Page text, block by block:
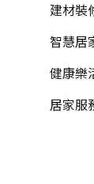
建材裝
智慧居
健康樂
居家服